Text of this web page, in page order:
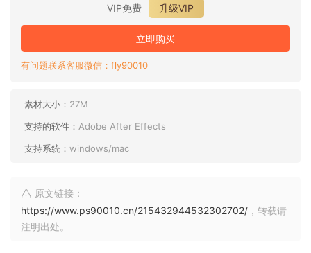
VIP免费
升级VIP
立即购买
有问题联系客服微信：fly90010
素材大小： 27M
支持的软件： Adobe After Effects
支持系统： windows/mac
原文链接：
https://www.ps90010.cn/215432944532302702/ ，转载请
注明出处。